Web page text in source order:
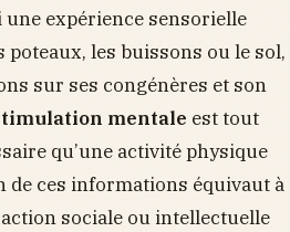
expérience sensorielle
les buissons ou le sol,
sur ses congénères et son
mentale est tout
qu’une activité physique
de ces informations équivaut à
sociale ou intellectuelle